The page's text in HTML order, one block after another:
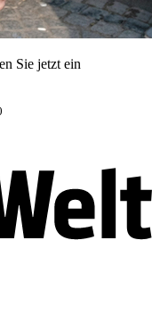
Sie jetzt ein